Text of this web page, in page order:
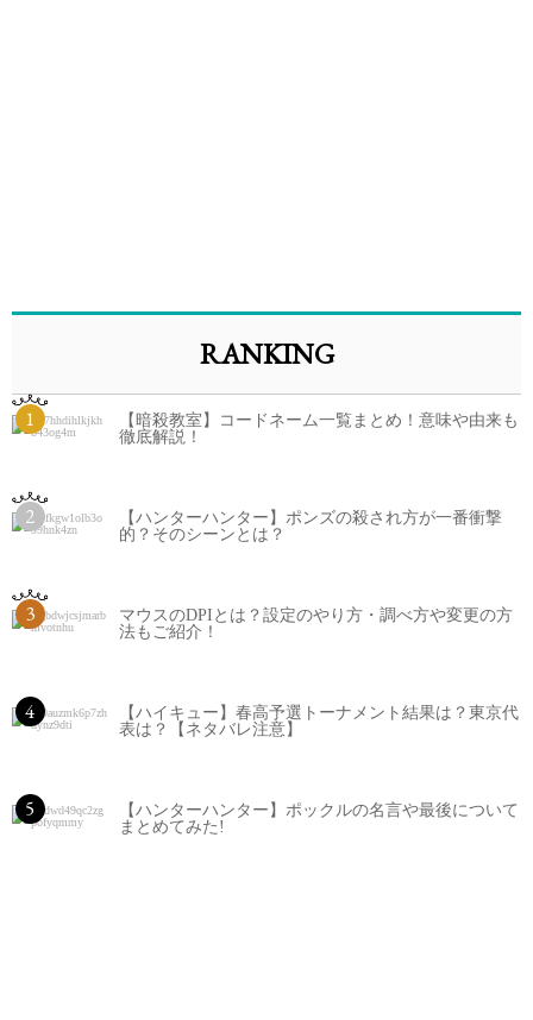
RANKING
1
【暗殺教室】コードネーム一覧まとめ！意味や由来も
徹底解説！
2
【ハンターハンター】ポンズの殺され方が一番衝撃
的？そのシーンとは？
3
マウスのDPIとは？設定のやり方・調べ方や変更の方
法もご紹介！
4
【ハイキュー】春高予選トーナメント結果は？東京代
表は？【ネタバレ注意】
5
【ハンターハンター】ポックルの名言や最後について
まとめてみた!